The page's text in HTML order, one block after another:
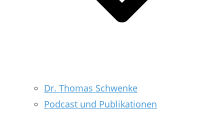
Dr. Thomas Schwenke
Podcast und Publikationen